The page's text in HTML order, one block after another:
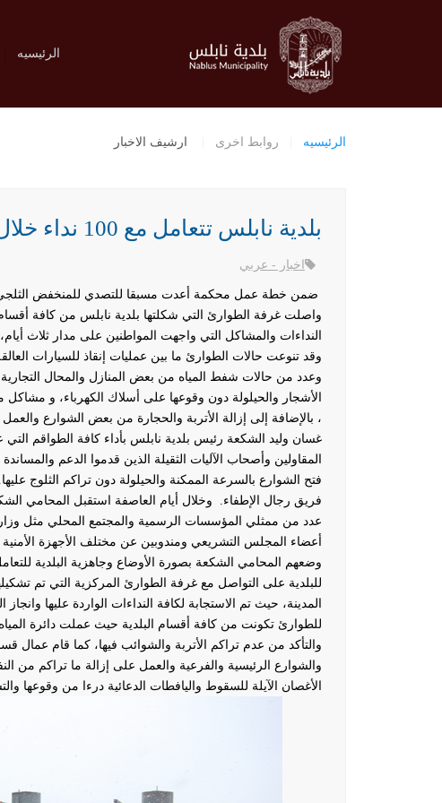
الرئيسيه
الرئيسيه روابط اخرى ارشيف الاخبار
بلدية نابلس تتعامل مع 100 نداء خلال العاصفة الثلجية
اخبار - عربي
ضمن خطة عمل محكمة أعدت مسبقا للتصدي للمنخفض الثلجي
واصلت غرفة الطوارئ التي شكلتها بلدية نابلس من كافة أقسام
وقد تنوعت حالات الطوارئ ما بين عمليات إنقاذ للسيارات
وعدد من حالات شفط المياه من بعض المنازل والمحال
الأشجار والحيلولة دون وقوعها على أسلاك الكهرباء، و
، بالإضافة إلى إزالة الأتربة والحجارة من بعض الشوارع
غسان وليد الشكعة رئيس بلدية نابلس بأداء كافة الطواقم
المقاولين وأصحاب الآليات الثقيلة الذين قدموا الدعم
فتح الشوارع بالسرعة الممكنة والحيلولة دون تراكم الثلوج
فريق رجال الإطفاء.
وخلال أيام العاصفة استقبل المحامي
عدد من ممثلي المؤسسات الرسمية والمجتمع المحلي مثل
أعضاء المجلس التشريعي ومندوبين عن مختلف الأجهزة
وضعهم المحامي الشكعة بصورة الأوضاع وجاهزية البلدية
للبلدية على التواصل مع غرفة الطوارئ المركزية التي تم
المدينة، حيث تم الاستجابة لكافة النداءات الواردة عليها
للطوارئ تكونت من كافة أقسام البلدية حيث عملت دائرة
والتأكد من عدم تراكم الأتربة والشوائب فيها، كما قام عمال
والشوارع الرئيسية والفرعية والعمل على إزالة ما تراكم من
الأغصان الآيلة للسقوط واليافطات الدعائية درءا من وقوعها